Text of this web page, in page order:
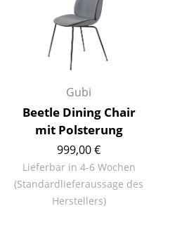
Garderoben
Kleinaufbewahrung
Einzelteile
... alle Aufbewahrungsmöbel
Hängeleuchten &
Tischleuchten
Gubi
Beetle Dining Chair
mit Polsterung
999,00 €
Lieferbar in 4-6 Wochen
(Standardlieferaussage des
Herstellers)